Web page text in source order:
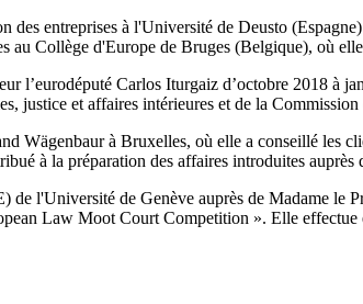
entreprises à l'Université de Deusto
au Collège d'Europe de Bruges (Belgique), où
l’eurodéputé Carlos Iturgaiz d’octobre 2018 à
justice et affaires intérieures et de la Commission
Wägenbaur à Bruxelles, où elle a conseillé les
à la préparation des affaires introduites
l'Université de Genève auprès de Madame le
Law Moot Court Competition ». Elle effectue